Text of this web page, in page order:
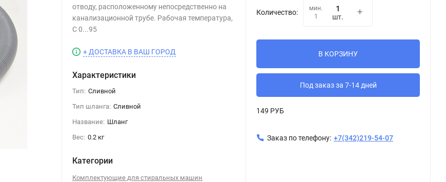
отводу, расположенному непосредственно на
канализационной трубе. Рабочая температура,
C 0...95
+ ДОСТАВКА В ВАШ ГОРОД
Характеристики
Тип: Сливной
Тип шланга: Сливной
Название: Шланг
Вес: 0.2 кг
Категории
Комплектующие для стиральных машин
Количество:
мин.
1
шт.
В КОРЗИНУ
Под заказ за 7-14 дней
149 РУБ
Заказ по телефону: +7(342)219-54-07